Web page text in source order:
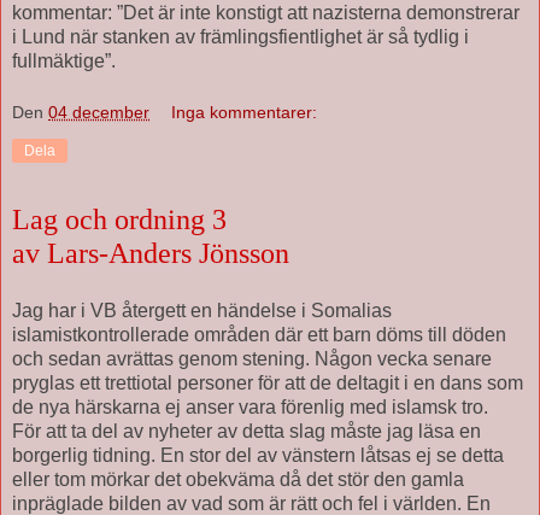
kommentar: ”Det är inte konstigt att nazisterna demonstrerar
i Lund när stanken av främlingsfientlighet är så tydlig i
fullmäktige”.
Den 04 december Inga kommentarer:
Dela
Lag och ordning 3
av Lars-Anders Jönsson
Jag har i VB återgett en händelse i Somalias
islamistkontrollerade områden där ett barn döms till döden
och sedan avrättas genom stening. Någon vecka senare
pryglas ett trettiotal personer för att de deltagit i en dans som
de nya härskarna ej anser vara förenlig med islamsk tro.
För att ta del av nyheter av detta slag måste jag läsa en
borgerlig tidning. En stor del av vänstern låtsas ej se detta
eller tom mörkar det obekväma då det stör den gamla
inpräglade bilden av vad som är rätt och fel i världen. En